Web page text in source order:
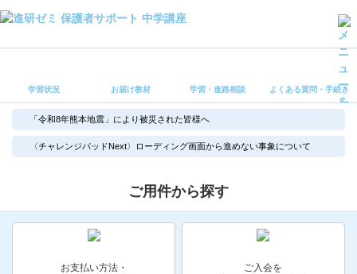
学習・進路相談
よくある質問・手続き
受講ルール
保護者サポート中学講座 トップ
登録情報の変更・各種お手続き
会員ページへログイン
お客様サポート(手続き・照会)
学習状況 お届け教材 学習・進路相談 よくある質問・手続き
「令和8年熊本地震」により被災された皆様へ
〈チャレンジパッドNext〉ローディング画面から進めない事象について
ご用件から探す
お支払い方法・
ご入会を